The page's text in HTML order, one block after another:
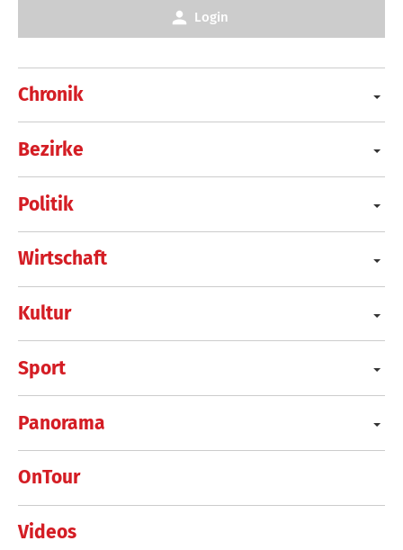
Chronik
Bezirke
Politik
Wirtschaft
Kultur
Sport
Panorama
OnTour
Videos
Login